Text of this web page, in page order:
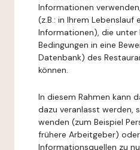
Informationen
(z.B.: in Ihrem Lebenslauf
Informationen), die
Bedingungen in eine
Datenbank) des
können.
In diesem Rahmen kann
dazu veranlasst werden,
wenden (zum Beispiel
frühere Arbeitgeber)
Informationsquellen zu